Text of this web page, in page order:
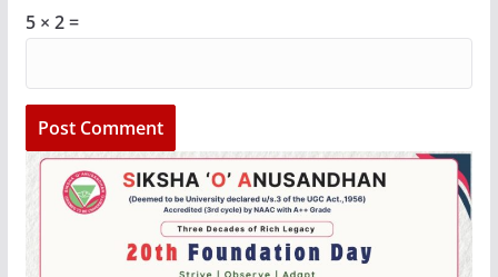
5 × 2 =